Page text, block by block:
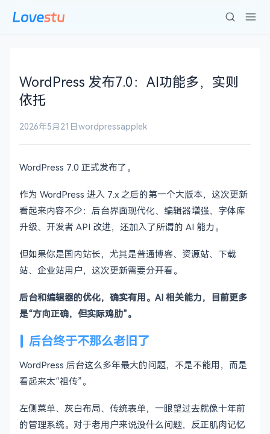
WordPress 发布7.0：AI功能多，实则
依托
2026年5月21日wordpressapplek
WordPress 7.0 正式发布了。
作为 WordPress 进入 7.x 之后的第一个大版本，这次更新
看起来内容不少：后台界面现代化、编辑器增强、字体库
升级、开发者 API 改进，还加入了所谓的 AI 能力。
但如果你是国内站长，尤其是普通博客、资源站、下载
站、企业站用户，这次更新需要分开看。
后台和编辑器的优化，确实有用。AI 相关能力，目前更多
是“方向正确，但实际鸡肋”。
后台终于不那么老旧了
WordPress 后台这么多年最大的问题，不是不能用，而是
看起来太“祖传”。
左侧菜单、灰白布局、传统表单，一眼望过去就像十年前
的管理系统。对于老用户来说没什么问题，反正肌肉记忆